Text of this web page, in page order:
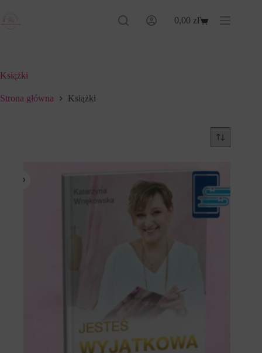
treści
Koszyk
0,00 zł
Książki
Strona główna Książki